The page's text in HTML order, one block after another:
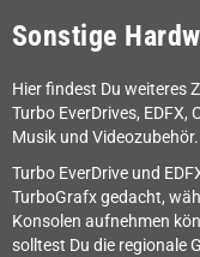
Sonstige
Hier findest Du weiteres
Turbo EverDrives,
Musik und Videozubehör.
Turbo EverDrive und
TurboGrafx gedacht,
Konsolen aufnehmen
solltest Du die regionale